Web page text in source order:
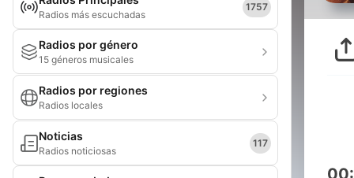
Radios más escuchadas
1757
Radios por género
15 géneros musicales
Radios por regiones
Radios locales
Noticias
Radios noticiosas
117